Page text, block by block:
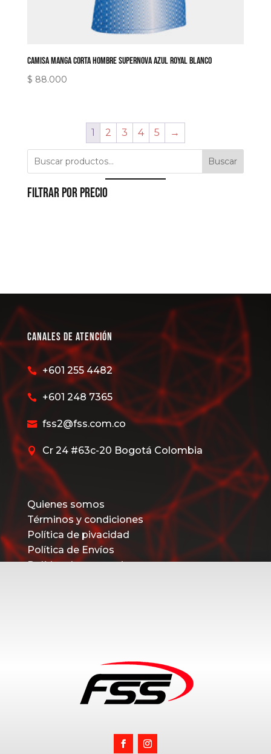
Camisa manga corta hombre Supernova azul royal blanco
$ 88.000
1 2 3 4 5 →
Buscar
Filtrar por precio
Canales de Atención
 +601 255 4482
 +601 248 7365
 fss2@fss.com.co
 Cr 24 #63c-20 Bogotá Colombia
Quienes somos
Términos y condiciones
Política de pivacidad
Política de Envíos
Política de promociones